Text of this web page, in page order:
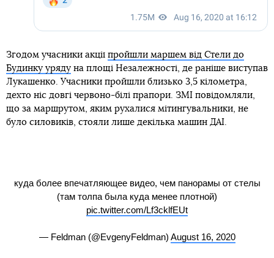
Згодом учасники акції пройшли маршем від Стели до
Будинку уряду на площі Незалежності, де раніше виступав
Лукашенко. Учасники пройшли близько 3,5 кілометра,
дехто ніс довгі червоно-білі прапори. ЗМІ повідомляли,
що за маршрутом, яким рухалися мітингувальники, не
було силовиків, стояли лише декілька машин ДАІ.
куда более впечатляющее видео, чем панорамы от стелы
(там толпа была куда менее плотной)
pic.twitter.com/Lf3cklfEUt
— Feldman (@EvgenyFeldman) August 16, 2020